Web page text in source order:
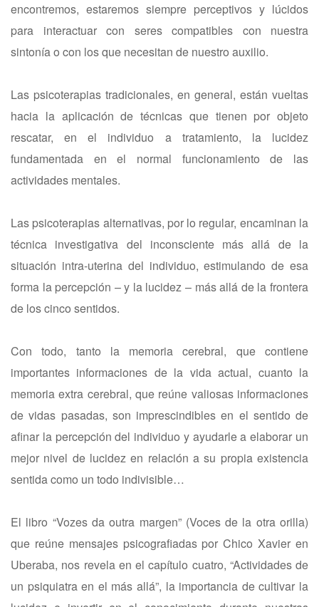
encontremos, estaremos siempre perceptivos y lúcidos
para interactuar con seres compatibles con nuestra
sintonía o con los que necesitan de nuestro auxilio.
Las psicoterapias tradicionales, en general, están vueltas
hacia la aplicación de técnicas que tienen por objeto
rescatar, en el individuo a tratamiento, la lucidez
fundamentada en el normal funcionamiento de las
actividades mentales.
Las psicoterapias alternativas, por lo regular, encaminan la
técnica investigativa del inconsciente más allá de la
situación intra-uterina del individuo, estimulando de esa
forma la percepción – y la lucidez – más allá de la frontera
de los cinco sentidos.
Con todo, tanto la memoria cerebral, que contiene
importantes informaciones de la vida actual, cuanto la
memoria extra cerebral, que reúne valiosas informaciones
de vidas pasadas, son imprescindibles en el sentido de
afinar la percepción del individuo y ayudarle a elaborar un
mejor nivel de lucidez en relación a su propia existencia
sentida como un todo indivisible…
El libro “Vozes da outra margen” (Voces de la otra orilla)
que reúne mensajes psicografiadas por Chico Xavier en
Uberaba, nos revela en el capítulo cuatro, “Actividades de
un psiquiatra en el más allá”, la importancia de cultivar la